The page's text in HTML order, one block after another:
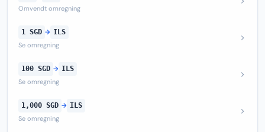
Omvendt omregning
1 SGD → ILS
Se omregning
100 SGD → ILS
Se omregning
1,000 SGD → ILS
Se omregning